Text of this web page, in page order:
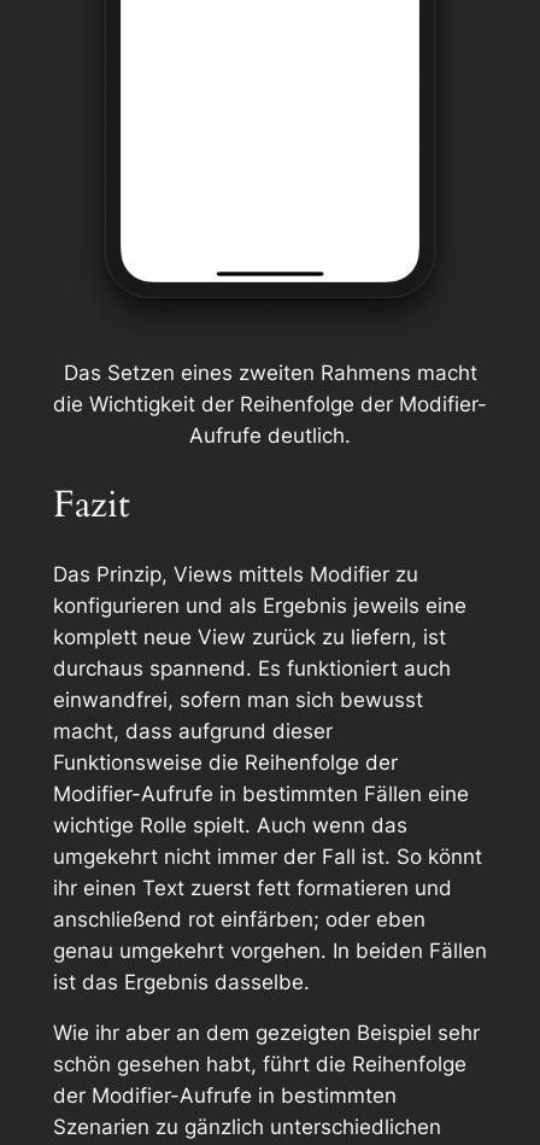
Das Setzen eines zweiten Rahmens macht
die Wichtigkeit der Reihenfolge der Modifier-
Aufrufe deutlich.
Fazit
Das Prinzip, Views mittels Modifier zu
konfigurieren und als Ergebnis jeweils eine
komplett neue View zurück zu liefern, ist
durchaus spannend. Es funktioniert auch
einwandfrei, sofern man sich bewusst
macht, dass aufgrund dieser
Funktionsweise die Reihenfolge der
Modifier-Aufrufe in bestimmten Fällen eine
wichtige Rolle spielt. Auch wenn das
umgekehrt nicht immer der Fall ist. So könnt
ihr einen Text zuerst fett formatieren und
anschließend rot einfärben; oder eben
genau umgekehrt vorgehen. In beiden Fällen
ist das Ergebnis dasselbe.
Wie ihr aber an dem gezeigten Beispiel sehr
schön gesehen habt, führt die Reihenfolge
der Modifier-Aufrufe in bestimmten
Szenarien zu gänzlich unterschiedlichen